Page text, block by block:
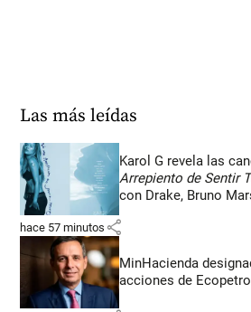
Las más leídas
Karol G revela las
Arrepiento de Sentir
con Drake, Bruno
hace 57 minutos share
MinHacienda
acciones de